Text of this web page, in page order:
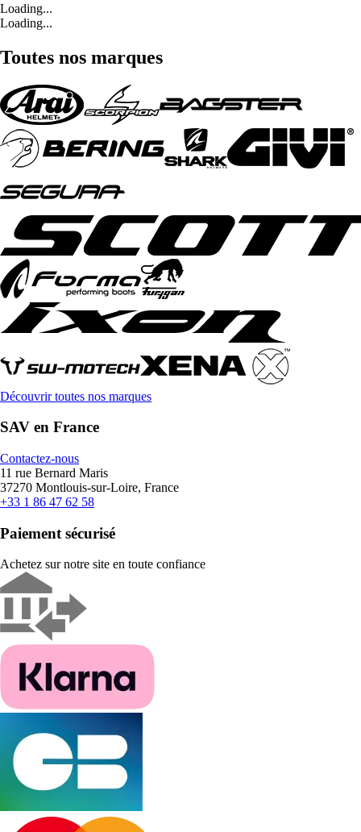
Loading...
Loading...
Toutes nos marques
Découvrir toutes nos marques
SAV en France
Contactez-nous
11 rue Bernard Maris
37270 Montlouis-sur-Loire, France
+33 1 86 47 62 58
Paiement sécurisé
Achetez sur notre site en toute confiance